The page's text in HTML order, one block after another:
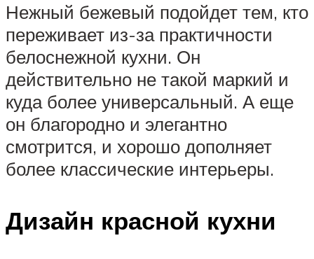
Нежный бежевый подойдет тем, кто
переживает из-за практичности
белоснежной кухни. Он
действительно не такой маркий и
куда более универсальный. А еще
он благородно и элегантно
смотрится, и хорошо дополняет
более классические интерьеры.
Дизайн красной кухни